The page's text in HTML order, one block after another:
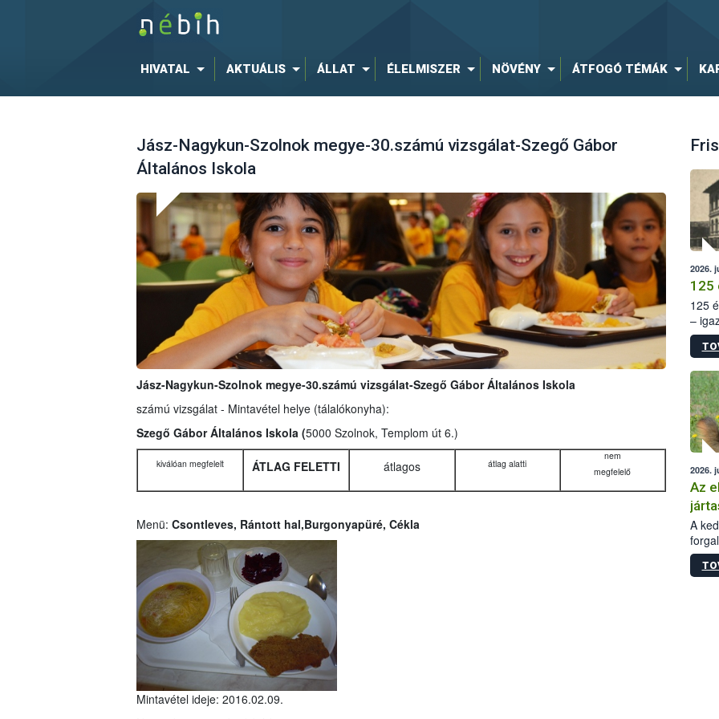
HIVATAL AKTUÁLIS ÁLLAT ÉLELMISZER NÖVÉNY ÁTFOGÓ TÉMÁK
Jász-Nagykun-Szolnok megye-30.számú vizsgálat-Szegő Gábor
Általános Iskola
Jász-Nagykun-Szolnok megye-30.számú vizsgálat-Szegő Gábor Általános Iskola
számú vizsgálat - Mintavétel helye (tálalókonyha):
Szegő Gábor Általános Iskola (5000 Szolnok, Templom út 6.)
kiválóan megfelelt ÁTLAG FELETTI átlagos átlag alatti
nem
megfelelő
Menü: Csontleves, Rántott hal,Burgonyapüré, Cékla
Mintavétel ideje: 2016.02.09.
2026.
125
125
–
15.
2026.
Az
A